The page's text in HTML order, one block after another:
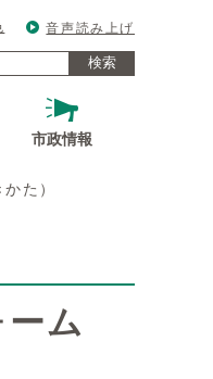
音声読み上げ
検索
市政情報
た）
ム